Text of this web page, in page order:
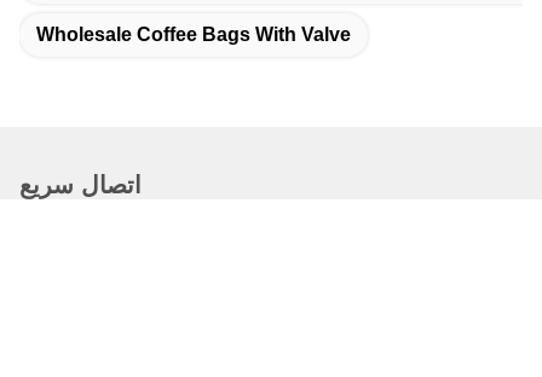
Wholesale Coffee Bags With Valve
اتصال سريع